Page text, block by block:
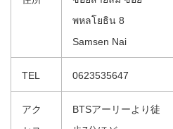
พหลโยธิน 8
Samsen Nai
TEL 0623535647
アク
BTSアーリーより徒